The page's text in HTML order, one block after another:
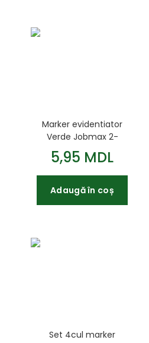
Marker evidentiator
Verde Jobmax 2-
4mm.corp rotund
5,95 MDL
Adaugă în coș
Set 4cul marker